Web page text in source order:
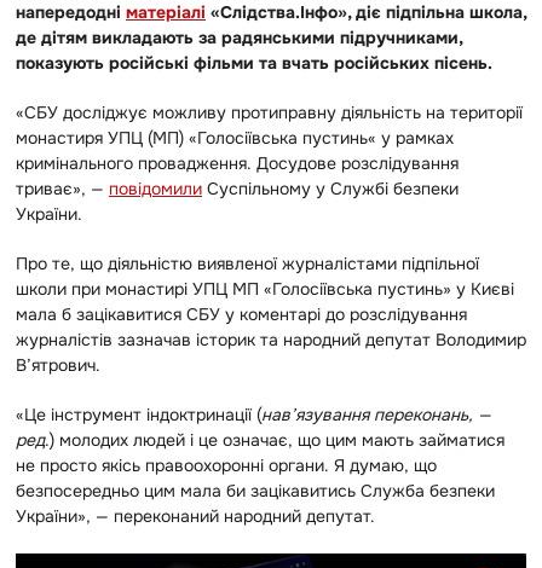
напередодні матеріалі «Слідства.Інфо», діє підпільна школа,
де дітям викладають за радянськими підручниками,
показують російські фільми та вчать російських пісень.
«СБУ досліджує можливу протиправну діяльність на території
монастиря УПЦ (МП) «Голосіївська пустинь« у рамках
кримінального провадження. Досудове розслідування
триває», — повідомили Суспільному у Службі безпеки
України.
Про те, що діяльністю виявленої журналістами підпільної
школи при монастирі УПЦ МП «Голосіївська пустинь» у Києві
мала б зацікавитися СБУ у коментарі до розслідування
журналістів зазначав історик та народний депутат Володимир
В’ятрович.
«Це інструмент індоктринації (нав’язування переконань, —
ред.) молодих людей і це означає, що цим мають займатися
не просто якісь правоохоронні органи. Я думаю, що
безпосередньо цим мала би зацікавитись Служба безпеки
України», — переконаний народний депутат.